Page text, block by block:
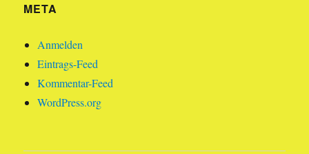
META
Anmelden
Eintrags-Feed
Kommentar-Feed
WordPress.org